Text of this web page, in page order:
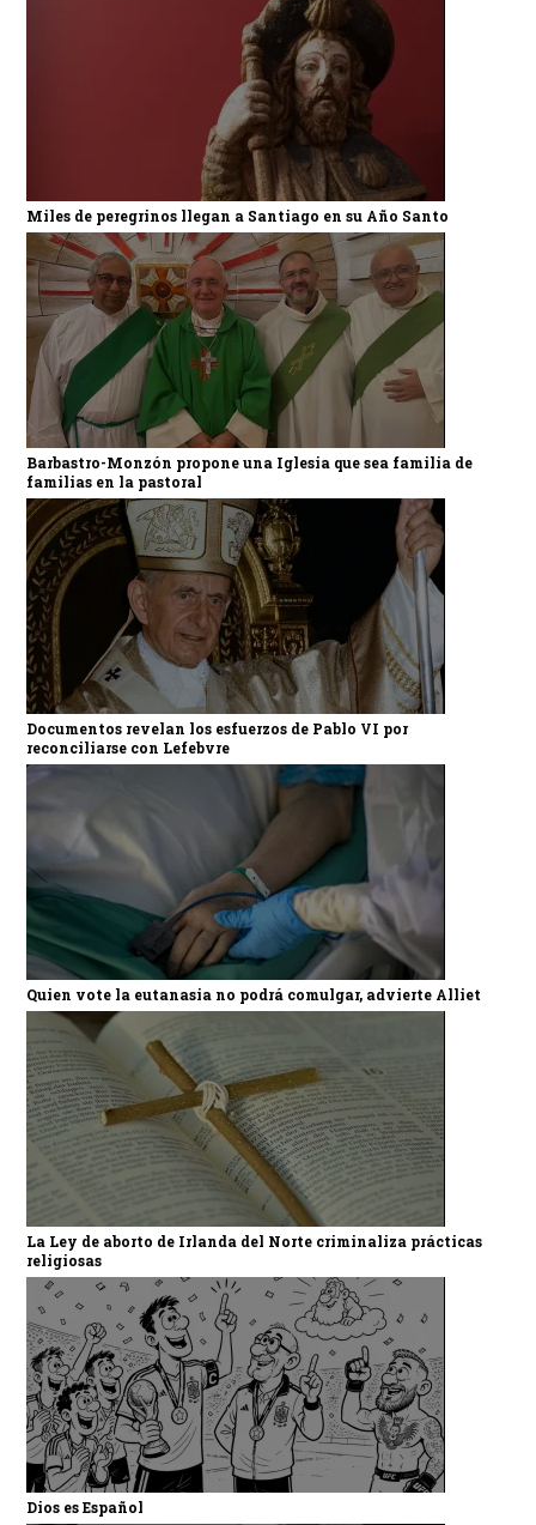
Miles de peregrinos llegan a Santiago en su Año Santo
Barbastro-Monzón propone una Iglesia que sea familia de
familias en la pastoral
Documentos revelan los esfuerzos de Pablo VI por
reconciliarse con Lefebvre
Quien vote la eutanasia no podrá comulgar, advierte Alliet
La Ley de aborto de Irlanda del Norte criminaliza prácticas
religiosas
Dios es Español